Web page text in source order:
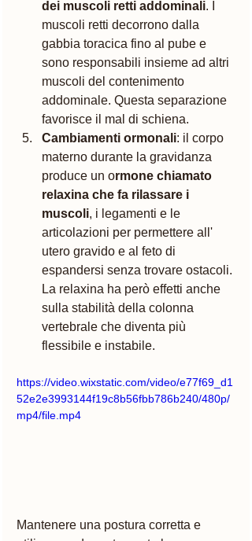
dei muscoli retti addominali. I
muscoli retti decorrono dalla
gabbia toracica fino al pube e
sono responsabili insieme ad altri
muscoli del contenimento
addominale. Questa separazione
favorisce il mal di schiena.
Cambiamenti ormonali: il corpo
materno durante la gravidanza
produce un ormone chiamato
relaxina che fa rilassare i
muscoli, i legamenti e le
articolazioni per permettere all'
utero gravido e al feto di
espandersi senza trovare ostacoli.
La relaxina ha però effetti anche
sulla stabilità della colonna
vertebrale che diventa più
flessibile e instabile.
https://video.wixstatic.com/video/e77f69_d1
52e2e3993144f19c8b56fbb786b240/480p/
mp4/file.mp4
Mantenere una postura corretta e